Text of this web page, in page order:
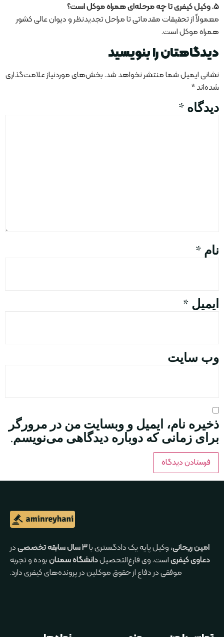
۵. وکیل کیفری تا چه مرحله‌ای همراه موکل است؟
معمولاً از تحقیقات مقدماتی تا مراحل تجدیدنظر و دیوان عالی کشور
همراه موکل است.
دیدگاهتان را بنویسید
نشانی ایمیل شما منتشر نخواهد شد.بخش‌های موردنیاز علامت‌گذاری
شده‌اند*
دیدگاه *
نام *
ایمیل *
وب‌ سایت
ذخیره نام، ایمیل و وبسایت من در مرورگر
برای زمانی که دوباره دیدگاهی می‌نویسم.
امین ریحانی، وکیل پایه یک دادگستری با۳ سال سابقه تخصصی
در
دعاوی کیفریاست. وی فارغ‌التحصیلدانشگاه سمنانبوده و تجربه
موفقی در دفاع از حقوق موکلین در پرونده‌های کیفری دارد.